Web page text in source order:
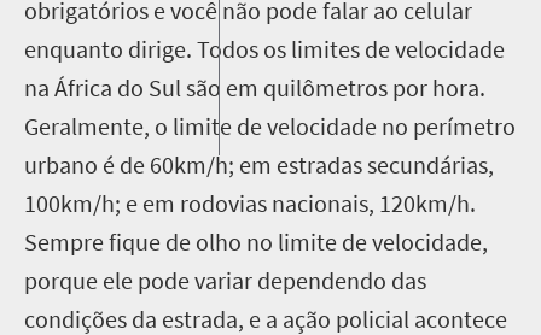
obrigatórios e você não pode falar ao celular
enquanto dirige. Todos os limites de velocidade
na África do Sul são em quilômetros por hora.
Geralmente, o limite de velocidade no perímetro
urbano é de 60km/h; em estradas secundárias,
100km/h; e em rodovias nacionais, 120km/h.
Sempre fique de olho no limite de velocidade,
porque ele pode variar dependendo das
condições da estrada, e a ação policial acontece